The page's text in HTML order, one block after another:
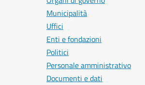
Municipalità
Uffici
Enti e fondazioni
Politici
Personale amministrativo
Documenti e dati